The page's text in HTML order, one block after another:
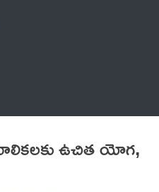
ఉచిత యోగ,